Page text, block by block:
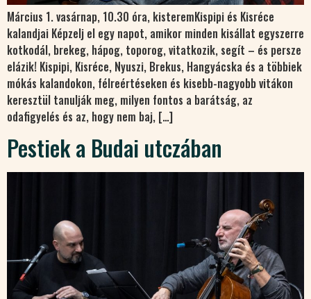
Március 1. vasárnap, 10.30 óra, kisteremKispipi és Kisréce
kalandjai Képzelj el egy napot, amikor minden kisállat egyszerre
kotkodál, brekeg, hápog, toporog, vitatkozik, segít – és persze
elázik! Kispipi, Kisréce, Nyuszi, Brekus, Hangyácska és a többiek
mókás kalandokon, félreértéseken és kisebb-nagyobb vitákon
keresztül tanulják meg, milyen fontos a barátság, az
odafigyelés és az, hogy nem baj, […]
Pestiek a Budai utczában